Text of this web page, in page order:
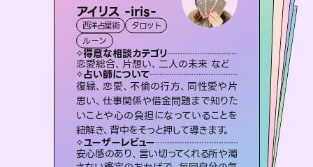
アイリス -iris-
西洋占星術
タロット
ルーン
得意な相談カテゴリ
恋愛総合、片想い、二人の未来 など
占い師について
復縁、恋愛、不倫の行方、同性愛や片
思い、仕事関係や借金問題まで知りた
いことや心の負担になっていることを
紐解き、背中をそっと押して導きます。
ユーザーレビュー
安心感のあり、言い切ってくれる所や濁
セラピスト理恵
霊視・オーラ タロット
スピリチュアル・リーディング
得意な相談カテゴリ
片想い、二人の未来、年の差 など
占い師について
連絡再開、復縁、成就などの報告実績
多数。セラピストとして2万超の施術経
験があるからこそできる鑑定で、より良
い未来をサポートします。
ユーザーレビュー
とても心温まる鑑定でした。しかもこち
らは何も言っていないのに視えていらっ
おう 霊感オラクル
霊視・オーラ
オラクルカード
得意な相談カテゴリ
恋愛総合、あの人の気持ち など
占い師について
霊視×オラクルカードを使って「今」と
「未来」そして「気になるあの人の気持
ち」まで丁寧に読み解き、恋や人生のヒ
ントを優しく引き出します。
ユーザーレビュー
不安な気持ちが嘘みたいに晴れまし
た…！よく視えていらっしゃるんだなと
桃源珠羽 とうげんみう
霊視・オーラ
スピリチュアル・リーディング
得意な相談カテゴリ
片想い、あの人の気持ち、復縁 など
占い師について
恋愛のお悩みの中でも特に「曖昧な関係」の相談を得意としており、友達以上恋人未満なお相手との今後や本音を丁寧に読み解き恋愛成就へと導きます。
ユーザーレビュー
鑑定していただいてアドバイス通りに行
動すると仲が復活してきました。ありが
とうございました（40代 女性）
未来視師＊花
スピリチュアル・リーディング
得意な相談カテゴリ
出逢い、片想い、復縁 など
占い師について
未来には何パターンもの選択肢があり
ます。不安で視えにくくなっているあな
たの素敵な未来を見つけ、その未来を
選択できるようアドバイスします。
ユーザーレビュー
職場の人の性質や人間関係、本心など
本当によく視えていてびっくり。対策が
打てて前向きになれます（40代）
彗望
霊視・オーラ
スピリチュアル・リーディング
得意な相談カテゴリ
片想い、あの人の気持ち、復縁 など
占い師について
3,700年以上の歴史を持つ東洋最古の
占術「易占」で詳細まで占い、幸せへ向
かう道筋を示します。厳しい結果にも具
体的な対策をお伝えします。
ユーザーレビュー
複雑な背景もしっかり聞いて鑑定して
いただけました。気持ちが楽になりまし
た（50代 女性）